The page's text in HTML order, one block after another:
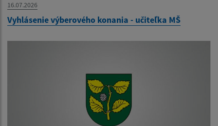
16.07.2026
Vyhlásenie výberového konania - učiteľka MŠ